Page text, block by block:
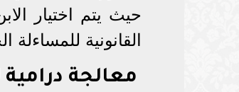
حيث يتم اختيار
القانونية للمساءلة
معالجة